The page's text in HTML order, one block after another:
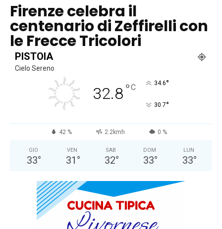
Firenze celebra il
centenario di Zeffirelli con
le Frecce Tricolori
PISTOIA
Cielo Sereno
32.8°C 34.6°
30.7°
42 % 2.2kmh 0 %
GIO
33°
VEN
31 °
SAB
32°
DOM
33°
LUN
33°